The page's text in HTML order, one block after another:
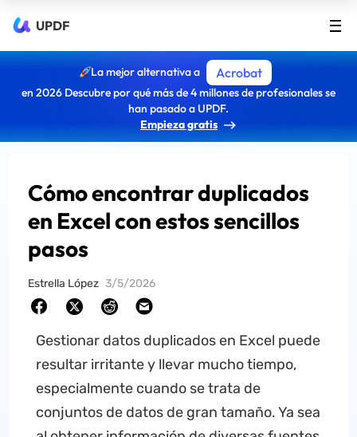
UPDF
La mejor alternativa a Acrobat
en 2026 Descubre por qué más de 4 millones de profesionales se
han pasado a UPDF.
Empieza gratis
Cómo encontrar duplicados
en Excel con estos sencillos
pasos
Estrella López 3/5/2026
Gestionar datos duplicados en Excel puede
resultar irritante y llevar mucho tiempo,
especialmente cuando se trata de
conjuntos de datos de gran tamaño. Ya sea